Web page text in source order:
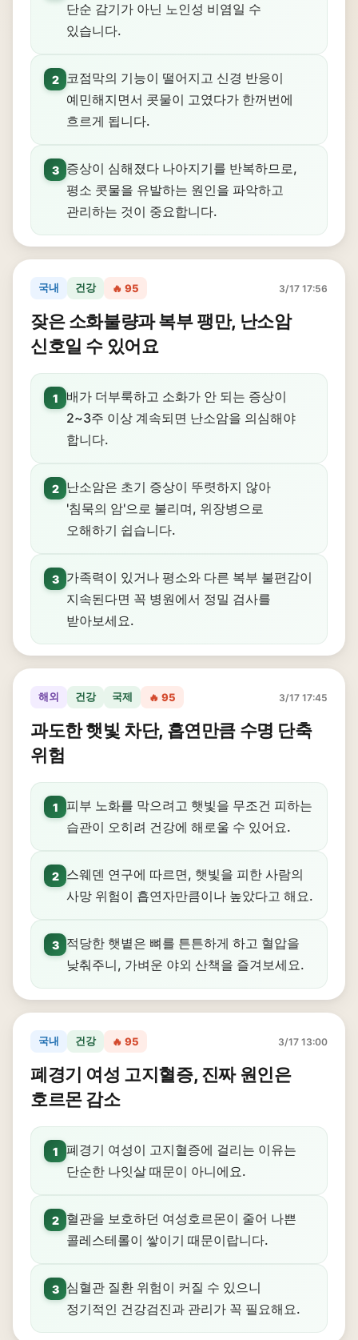
단순 감기가 아닌 노인성 비염일 수
있습니다.
2
코점막의 기능이 떨어지고 신경 반응이
예민해지면서 콧물이 고였다가 한꺼번에
흐르게 됩니다.
3
증상이 심해졌다 나아지기를 반복하므로,
평소 콧물을 유발하는 원인을 파악하고
관리하는 것이 중요합니다.
국내 건강 🔥 95 3/17 17:56
잦은 소화불량과 복부 팽만, 난소암
신호일 수 있어요
1
배가 더부룩하고 소화가 안 되는 증상이
2~3주 이상 계속되면 난소암을 의심해야
합니다.
2
난소암은 초기 증상이 뚜렷하지 않아
'침묵의 암'으로 불리며, 위장병으로
오해하기 쉽습니다.
3
가족력이 있거나 평소와 다른 복부 불편감이
지속된다면 꼭 병원에서 정밀 검사를
받아보세요.
해외 건강 국제 🔥 95 3/17 17:45
과도한 햇빛 차단, 흡연만큼 수명 단축
위험
1
피부 노화를 막으려고 햇빛을 무조건 피하는
습관이 오히려 건강에 해로울 수 있어요.
2
스웨덴 연구에 따르면, 햇빛을 피한 사람의
사망 위험이 흡연자만큼이나 높았다고 해요.
3
적당한 햇볕은 뼈를 튼튼하게 하고 혈압을
낮춰주니, 가벼운 야외 산책을 즐겨보세요.
국내 건강 🔥 95 3/17 13:00
폐경기 여성 고지혈증, 진짜 원인은
호르몬 감소
1
폐경기 여성이 고지혈증에 걸리는 이유는
단순한 나잇살 때문이 아니에요.
2
혈관을 보호하던 여성호르몬이 줄어 나쁜
콜레스테롤이 쌓이기 때문이랍니다.
3
심혈관 질환 위험이 커질 수 있으니
정기적인 건강검진과 관리가 꼭 필요해요.